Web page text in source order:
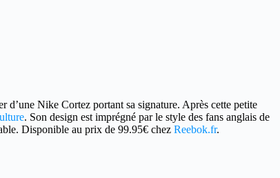
d’une Nike Cortez portant sa signature. Après cette petite
. Son design est imprégné par le style des fans anglais de
Disponible au prix de 99.95€ chez Reebok.fr.